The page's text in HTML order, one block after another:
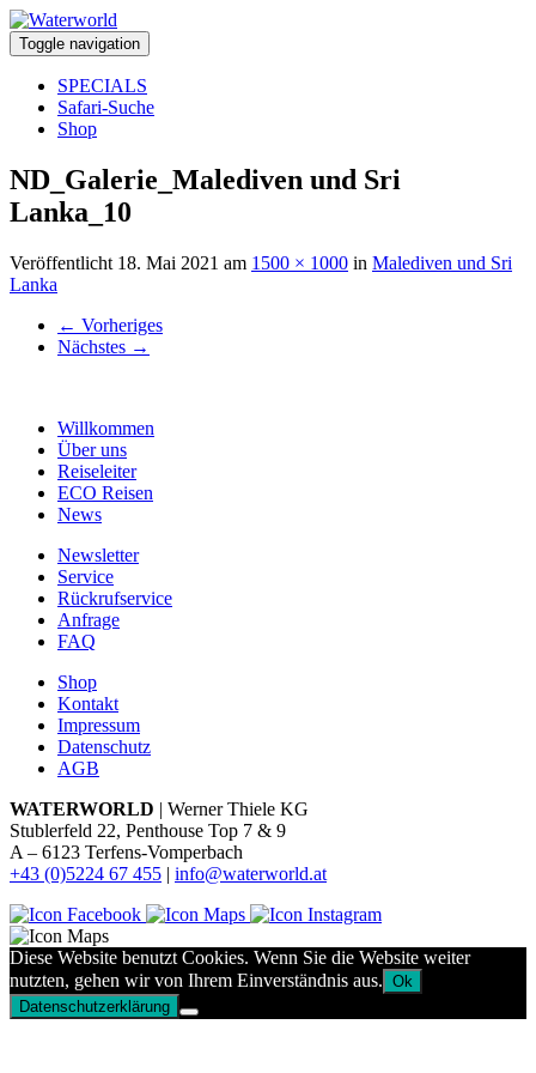
Toggle navigation
SPECIALS
Safari-Suche
Shop
ND_Galerie_Malediven und Sri
Lanka_10
Veröffentlicht 18. Mai 2021 am 1500 × 1000 in Malediven und Sri
Lanka
← Vorheriges
Nächstes →
Willkommen
Über uns
Reiseleiter
ECO Reisen
News
Newsletter
Service
Rückrufservice
Anfrage
FAQ
Shop
Kontakt
Impressum
Datenschutz
AGB
WATERWORLD | Werner Thiele KG
Stublerfeld 22, Penthouse Top 7 & 9
A – 6123 Terfens-Vomperbach
+43 (0)5224 67 455 | info@waterworld.at
Diese Website benutzt Cookies. Wenn Sie die Website weiter
nutzten, gehen wir von Ihrem Einverständnis aus. Ok
Datenschutzerklärung